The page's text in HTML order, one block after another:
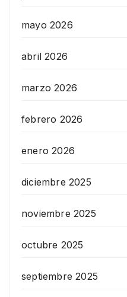
mayo 2026
abril 2026
marzo 2026
febrero 2026
enero 2026
diciembre 2025
noviembre 2025
octubre 2025
septiembre 2025